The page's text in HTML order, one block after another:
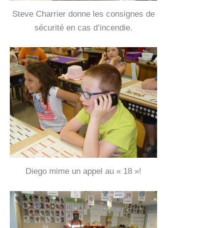
Steve Charrier donne les consignes de
sécurité en cas d’incendie.
Diego mime un appel au « 18 »!